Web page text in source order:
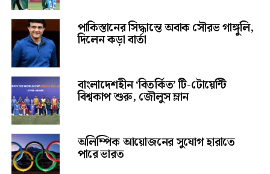
পাকিস্তানের সিদ্ধান্তে অবাক সৌরভ গাঙ্গুলি,
দিলেন কড়া বার্তা
বাংলাদেশহীন ‘বিতর্কিত’ টি-টোয়েন্টি
বিশ্বকাপ শুরু, জৌলুস ম্লান
অলিম্পিক আয়োজনের সুযোগ হারাতে
পারে ভারত